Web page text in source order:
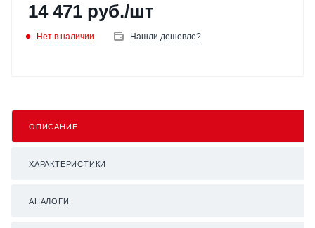
14 471 руб./шт
Нет в наличии Нашли дешевле?
ОПИСАНИЕ
ХАРАКТЕРИСТИКИ
АНАЛОГИ